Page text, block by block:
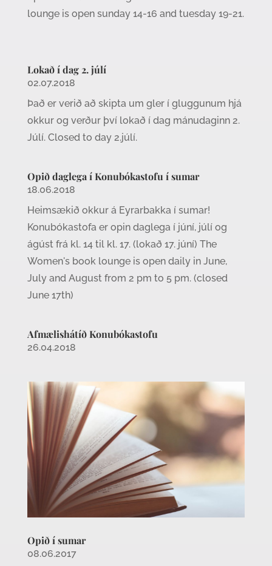
lounge is open sunday 14-16 and tuesday 19-21.
Lokað í dag 2. júlí
02.07.2018
Það er verið að skipta um gler í gluggunum hjá
okkur og verður því lokað í dag mánudaginn 2.
Júlí. Closed to day 2.júlí.
Opið daglega í Konubókastofu í sumar
18.06.2018
Heimsækið okkur á Eyrarbakka í sumar!
Konubókastofa er opin daglega í júní, júlí og
ágúst frá kl. 14 til kl. 17. (lokað 17. júní) The
Women's book lounge is open daily in June,
July and August from 2 pm to 5 pm. (closed
June 17th)
Afmælishátíð Konubókastofu
26.04.2018
Opið í sumar
08.06.2017